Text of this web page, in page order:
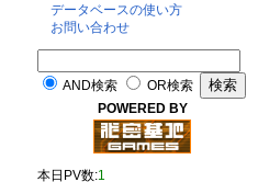
データベースの使い方
お問い合わせ
AND検索
OR検索
POWERED BY
本日PV数:1